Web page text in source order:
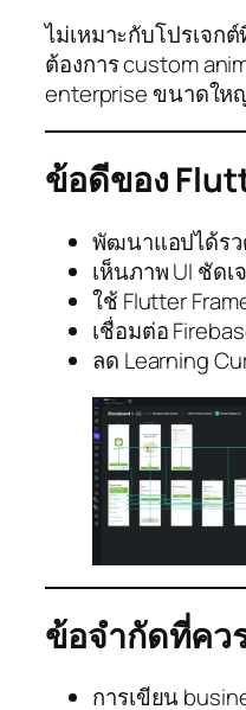
ไม่เหมาะกับโปรเจก
ต้องการ custom
enterprise ขนาดให
ข้อดีของ
พัฒนาแอปได้รว
เห็นภาพ UI ชัด
ใช้ Flutter
เชื่อมต่อ
ลด Learning
ข้อจำกัดที่คว
การเขียน